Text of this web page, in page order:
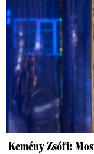
Kemény Zsófi: